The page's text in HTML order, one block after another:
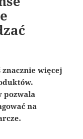
więcej
pozwala
na